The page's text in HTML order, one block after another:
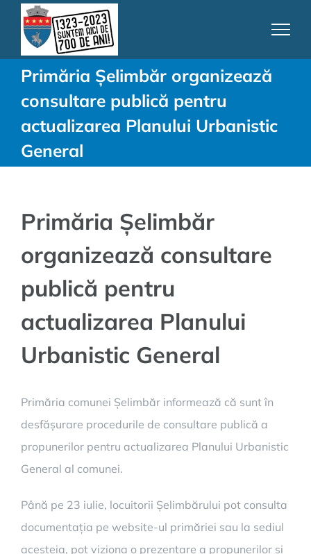
content
Primăria Șelimbăr organizează
consultare publică pentru
actualizarea Planului Urbanistic
General
Primăria Șelimbăr
organizează consultare
publică pentru
actualizarea Planului
Urbanistic General
Primăria comunei Șelimbăr informează că sunt în
desfășurare procedurile de consultare publică a
propunerilor pentru actualizarea Planului Urbanistic
General al comunei.
Până pe 23 iulie, locuitorii Șelimbărului pot consulta
documentația pe website-ul primăriei sau la sediul
acesteia, pot viziona o prezentare a propunerilor și